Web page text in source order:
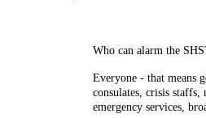
Who can alarm the
Everyone - that means
consulates, crisis
emergency services,